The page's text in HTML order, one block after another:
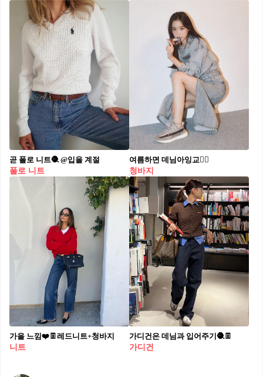
곧 폴로 니트🧶 @입을 계절
폴로 니트
여름하면 데님아잉교🙆‍♂️
청바지
가을 느낌❤️👖레드니트+청바지
니트
가디건은 데님과 입어주기🧶👖
가디건